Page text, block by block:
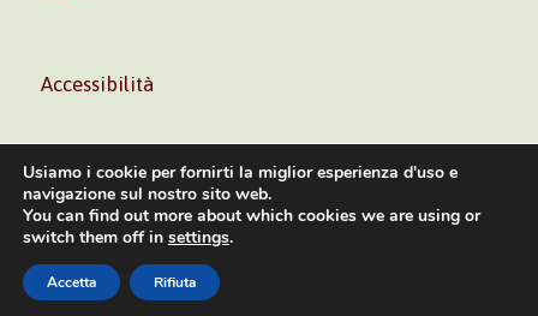
Accessibilità
Volontè & Co. Srl – P.I. 06181480960 –info@volonte-
Usiamo i cookie per fornirti la miglior esperienza d'uso e
navigazione sul nostro sito web.
You can find out more about which cookies we are using or
switch them off in settings.
Accetta Rifiuta